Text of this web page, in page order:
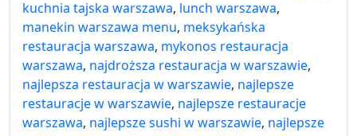
kuchnia tajska warszawa, lunch warszawa,
manekin warszawa menu, meksykańska
restauracja warszawa, mykonos restauracja
warszawa, najdroższa restauracja w warszawie,
najlepsza restauracja w warszawie, najlepsze
restauracje w warszawie, najlepsze restauracje
warszawa, najlepsze sushi w warszawie, najlepsze